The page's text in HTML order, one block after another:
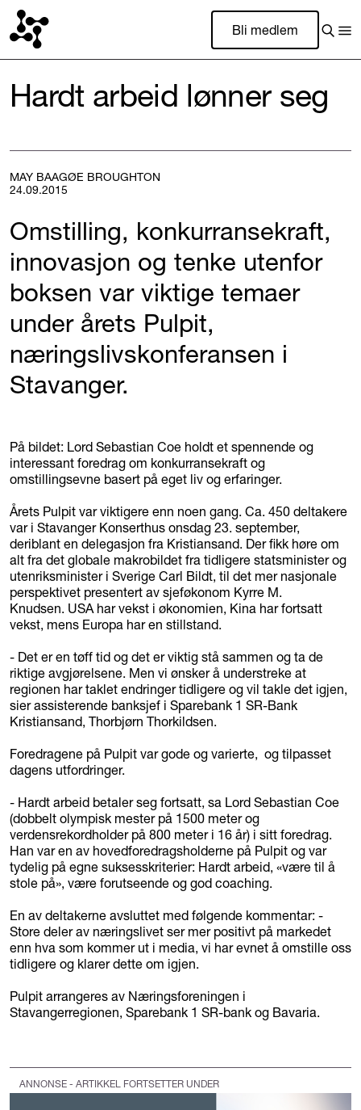
Bli medlem
Hardt arbeid lønner seg
MAY BAAGØE BROUGHTON
24.09.2015
Omstilling, konkurransekraft,
innovasjon og tenke utenfor
boksen var viktige temaer
under årets Pulpit,
næringslivskonferansen i
Stavanger.
På bildet: Lord Sebastian Coe holdt et spennende og
interessant foredrag om konkurransekraft og
omstillingsevne basert på eget liv og erfaringer.
Årets Pulpit var viktigere enn noen gang. Ca. 450 deltakere
var i Stavanger Konserthus onsdag 23. september,
deriblant en delegasjon fra Kristiansand. Der fikk høre om
alt fra det globale makrobildet fra tidligere statsminister og
utenriksminister i Sverige Carl Bildt, til det mer nasjonale
perspektivet presentert av sjeføkonom Kyrre M.
Knudsen. USA har vekst i økonomien, Kina har fortsatt
vekst, mens Europa har en stillstand.
- Det er en tøff tid og det er viktig stå sammen og ta de
riktige avgjørelsene. Men vi ønsker å understreke at
regionen har taklet endringer tidligere og vil takle det igjen,
sier assisterende banksjef i Sparebank 1 SR-Bank
Kristiansand, Thorbjørn Thorkildsen.
Foredragene på Pulpit var gode og varierte, og tilpasset
dagens utfordringer.
- Hardt arbeid betaler seg fortsatt, sa Lord Sebastian Coe
(dobbelt olympisk mester på 1500 meter og
verdensrekordholder på 800 meter i 16 år) i sitt foredrag.
Han var en av hovedforedragsholderne på Pulpit og var
tydelig på egne suksesskriterier: Hardt arbeid, «være til å
stole på», være forutseende og god coaching.
En av deltakerne avsluttet med følgende kommentar: -
Store deler av næringslivet ser mer positivt på markedet
enn hva som kommer ut i media, vi har evnet å omstille oss
tidligere og klarer dette om igjen.
Pulpit arrangeres av Næringsforeningen i
Stavangerregionen, Sparebank 1 SR-bank og Bavaria.
ANNONSE - ARTIKKEL FORTSETTER UNDER